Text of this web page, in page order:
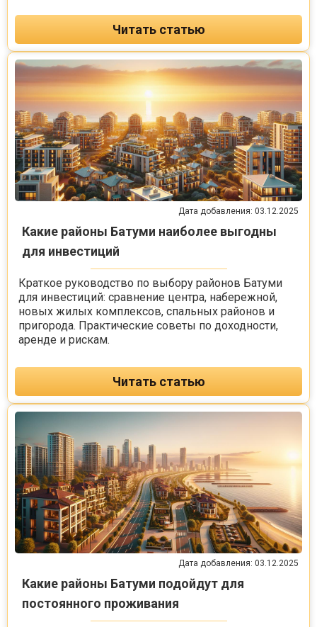
Читать статью
Дата добавления: 03.12.2025
Какие районы Батуми наиболее выгодны
для инвестиций
Краткое руководство по выбору районов Батуми
для инвестиций: сравнение центра, набережной,
новых жилых комплексов, спальных районов и
пригорода. Практические советы по доходности,
аренде и рискам.
Читать статью
Дата добавления: 03.12.2025
Какие районы Батуми подойдут для
постоянного проживания